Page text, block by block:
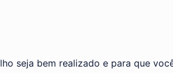
seja bem realizado e para que